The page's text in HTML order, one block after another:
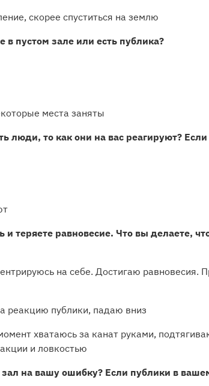
скорее спуститься на землю
в пустом зале или есть публика?
места заняты
люди, то как они на вас реагируют?
и теряете равновесие. Что вы делаете,
на себе. Достигаю равновесия.
реакцию публики, падаю вниз
хватаюсь за канат руками,
и ловкостью
на вашу ошибку? Если публики в